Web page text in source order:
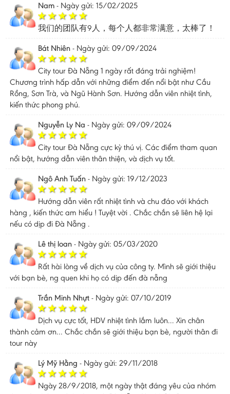
Nam - Ngày gửi: 15/02/2025
我们的团队有9人，每个人都非常满意，太棒了！
Bát Nhiên - Ngày gửi: 09/09/2024
City tour Đà Nẵng 1 ngày rất đáng trải nghiệm!
Chương trình hấp dẫn với những điểm đến nổi bật như Cầu
Rồng, Sơn Trà, và Ngũ Hành Sơn. Hướng dẫn viên nhiệt tình,
kiến thức phong phú.
Nguyễn Ly Na - Ngày gửi: 09/09/2024
City tour Đà Nẵng cực kỳ thú vị. Các điểm tham quan
nổi bật, hướng dẫn viên thân thiện, và dịch vụ tốt.
Ngô Anh Tuấn - Ngày gửi: 19/12/2023
Hướng dẫn viên rất nhiệt tình và chu đáo với khách
hàng , kiến thức am hiểu ! Tuyệt vời . Chắc chắn sẽ liên hệ lại
nếu có dịp đi Đà Nẵng .
Lê thị loan - Ngày gửi: 05/03/2020
Rất hài lòng về dịch vụ của công ty. Mình sẽ giới thiệu
với bạn bè, ng quen khi họ có dịp đến đà nẵng
Trần Minh Nhựt - Ngày gửi: 07/10/2019
Dịch vụ cực tốt, HDV nhiệt tình lắm luôn... Xin chân
thành cảm ơn... Chắc chắn sẽ giới thiệu bạn bè, người thân đi
tour này
Lý Mỹ Hằng - Ngày gửi: 29/11/2018
Ngày 28/9/2018, một ngày thật đáng yêu của nhóm